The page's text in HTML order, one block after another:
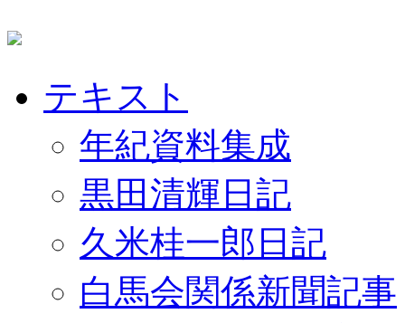
テキスト
年紀資料集成
黒田清輝日記
久米桂一郎日記
白馬会関係新聞記事